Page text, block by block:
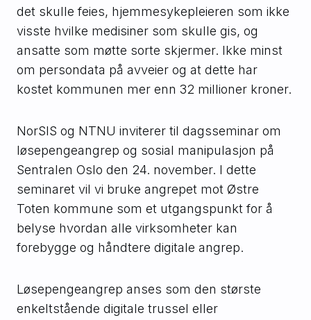
det skulle feies, hjemmesykepleieren som ikke
visste hvilke medisiner som skulle gis, og
ansatte som møtte sorte skjermer. Ikke minst
om persondata på avveier og at dette har
kostet kommunen mer enn 32 millioner kroner.
NorSIS og NTNU inviterer til dagsseminar om
løsepengeangrep og sosial manipulasjon på
Sentralen Oslo den 24. november. I dette
seminaret vil vi bruke angrepet mot Østre
Toten kommune som et utgangspunkt for å
belyse hvordan alle virksomheter kan
forebygge og håndtere digitale angrep.
Løsepengeangrep anses som den største
enkeltstående digitale trussel eller